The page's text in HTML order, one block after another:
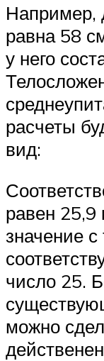
Например,
равна 58
у него
расчеты
вид:
равен 25,9
значение
число 25.
можно